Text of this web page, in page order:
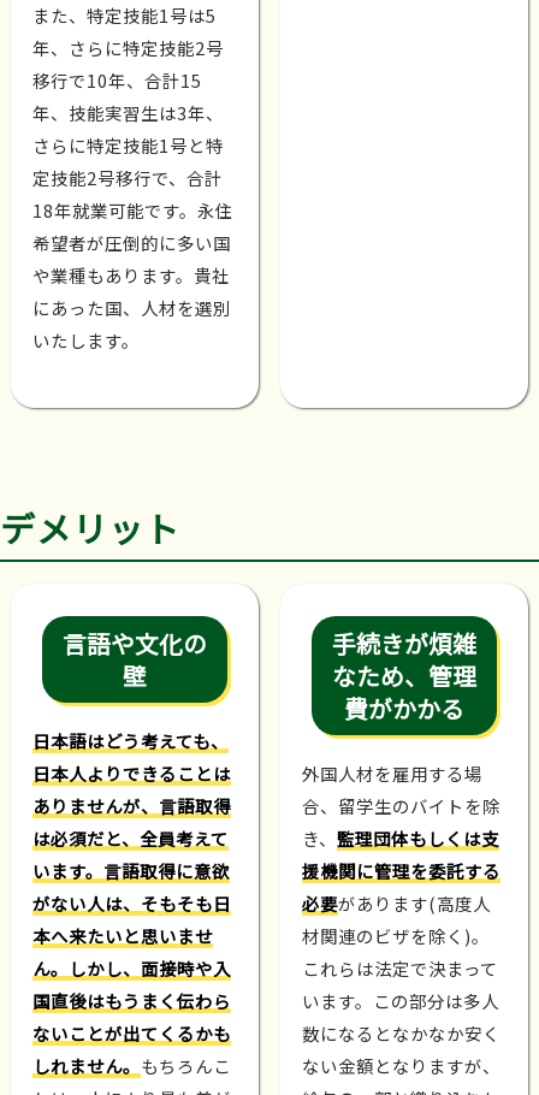
また、特定技能1号は5
年、さらに特定技能2号
移行で10年、合計15
年、技能実習生は3年、
さらに特定技能1号と特
定技能2号移行で、合計
18年就業可能です。永住
希望者が圧倒的に多い国
や業種もあります。貴社
にあった国、人材を選別
いたします。
デメリット
言語や文化の
壁
日本語はどう考えても、
日本人よりできることは
ありませんが、言語取得
は必須だと、全員考えて
います。言語取得に意欲
がない人は、そもそも日
本へ来たいと思いませ
ん。しかし、面接時や入
国直後はもうまく伝わら
ないことが出てくるかも
しれません。 もちろんこ
手続きが煩雑
なため、管理
費がかかる
外国人材を雇用する場
合、留学生のバイトを除
き、 監理団体もしくは支
援機関に管理を委託する
必要があります(高度人
材関連のビザを除く)。
これらは法定で決まって
います。この部分は多人
数になるとなかなか安く
ない金額となりますが、